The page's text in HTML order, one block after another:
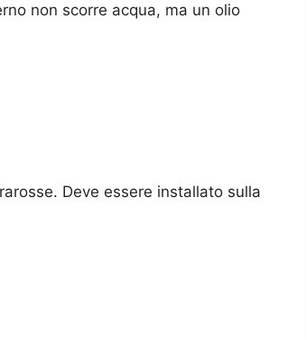
non scorre acqua, ma un olio
Deve essere installato sulla